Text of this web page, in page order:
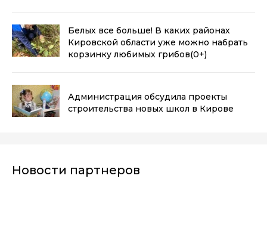
Белых все больше! В каких районах
Кировской области уже можно набрать
корзинку любимых грибов(0+)
Администрация обсудила проекты
строительства новых школ в Кирове
Новости партнеров